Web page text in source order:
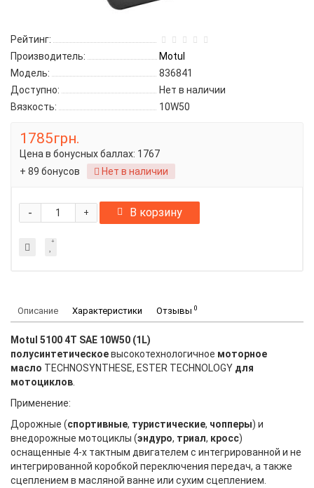
Рейтинг:
Производитель:
Motul
Модель:
836841
Доступно:
Нет в наличии
Вязкость:
10W50
1785грн.
Цена в бонусных баллах: 1767
+ 89 бонусов
Нет в наличии
+
- В корзину
Описание Характеристики Отзывы 0
Motul 5100 4T SAE 10W50 (1L)
полусинтетическоевысокотехнологичное моторное
масло TECHNOSYNTHESE, ESTER TECHNOLOGY для
мотоциклов
Применение:
Дорожные (спортивные, туристические, чопперы) и
внедорожные мотоциклы (эндуро, триал, кросс)
оснащенные 4-х тактным двигателем с интегрированной и не
интегрированной коробкой переключения передач, а также
сцеплением в масляной ванне или сухим сцеплением.